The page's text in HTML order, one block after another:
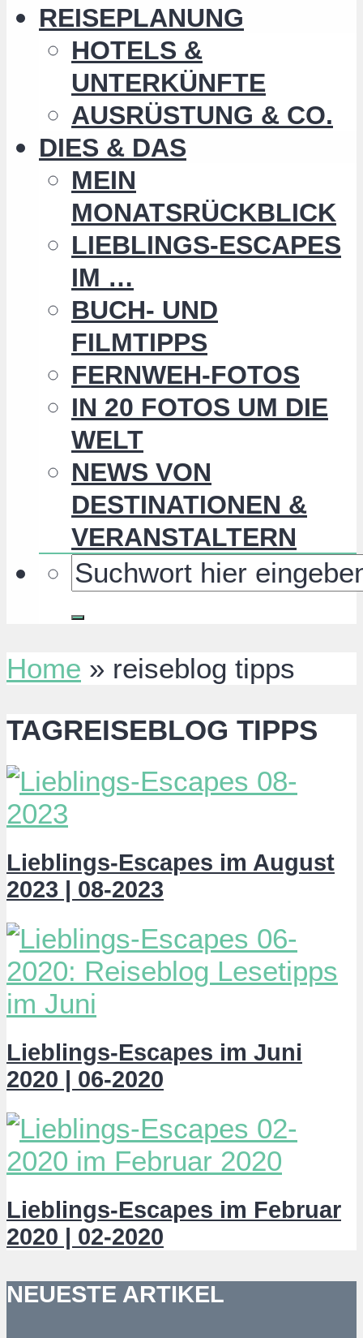
REISEPLANUNG
HOTELS &
UNTERKÜNFTE
AUSRÜSTUNG & CO.
DIES & DAS
MEIN
MONATSRÜCKBLICK
LIEBLINGS-ESCAPES
IM …
BUCH- UND
FILMTIPPS
FERNWEH-FOTOS
IN 20 FOTOS UM DIE
WELT
NEWS VON
DESTINATIONEN &
VERANSTALTERN
Home » reiseblog tipps
TAGREISEBLOG TIPPS
Lieblings-Escapes im August
2023 | 08-2023
Lieblings-Escapes im Juni
2020 | 06-2020
Lieblings-Escapes im Februar
2020 | 02-2020
NEUESTE ARTIKEL